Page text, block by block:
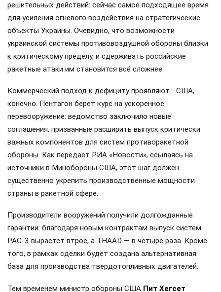
решительных действий: сейчас самое подходящее время
для усиления огневого воздействия на стратегические
объекты Украины. Очевидно, что возможности
украинской системы противовоздушной обороны близки
к критическому пределу, и сдерживать российские
ракетные атаки им становится всё сложнее.
Коммерческий подход к дефициту проявляют… США,
конечно. Пентагон берет курс на ускоренное
перевооружение: ведомство заключило новые
соглашения, призванные расширить выпуск критически
важных компонентов для систем противоракетной
обороны. Как передает РИА «Новости», ссылаясь на
источники в Минобороны США, этот шаг должен
существенно укрепить производственные мощности
страны в ракетной сфере.
Производители вооружений получили долгожданные
гарантии: благодаря новым контрактам выпуск систем
PAC-3 вырастет втрое, а THAAD — в четыре раза. Кроме
того, в рамках сделки будет создана альтернативная
база для производства твердотопливных двигателей.
Тем временем министр обороны США Пит Хегсет